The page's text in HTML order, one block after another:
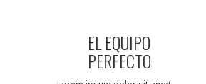
EL EQUIPO
PERFECTO